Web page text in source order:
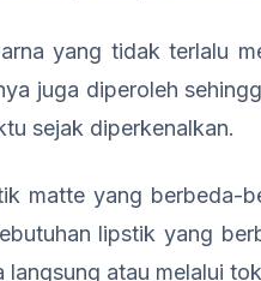
yang tidak terlalu
juga diperoleh
sejak diperkenalkan.
matte yang berbeda-
lipstik yang
atau melalui